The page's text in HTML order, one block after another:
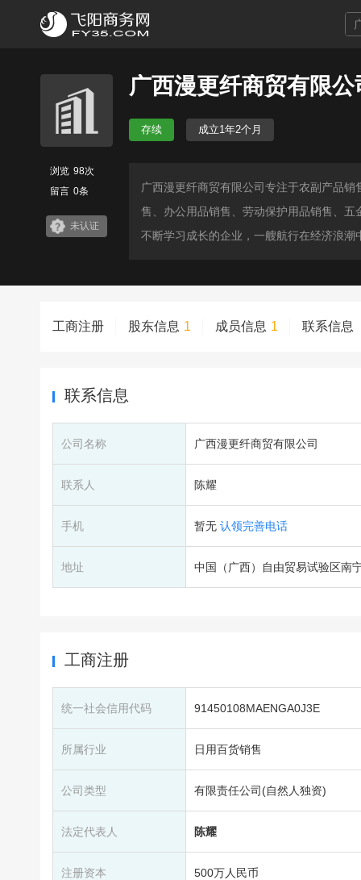
广西漫更纤商贸有限公
存续 成立1年2个月
浏览 98次
留言 0条
未认证
广西漫更纤商贸有限公司专注于农副产品
售、办公用品销售、劳动保护用品销售、
不断学习成长的企业，一艘航行在经济浪
工商注册 股东信息 1 成员信息 1 联系信息
联系信息
公司名称 广西漫更纤商贸有限公司
联系人 陈耀
手机 暂无 认领完善电话
地址 中国（广西）自由贸易试验区南
工商注册
统一社会信用代码 91450108MAENGA0J3E
所属行业 日用百货销售
公司类型 有限责任公司(自然人独资)
法定代表人 陈耀
注册资本 500万人民币